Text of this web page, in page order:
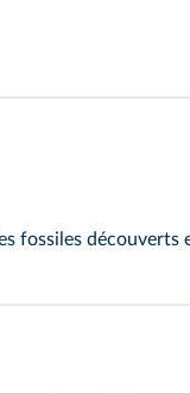
fossiles découverts